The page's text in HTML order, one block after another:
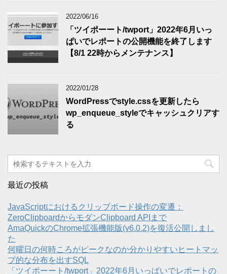
2022/06/16
「ツイポーート/twport」2022年6月いっ
ぱいでレポートの公開機能を終了します
【8/1 22時からメンテナンス】
2022/01/28
WordPressでstyle.cssを更新したら
wp_enqueue_styleでキャッシュクリアす
る
最近の投稿
JavaScriptにおけるクリップボード操作の変遷：
ZeroClipboardからモダンClipboard APIまで
AmaQuickのChrome拡張機能版(v6.0.2)を復活公開しまし
た
何曜日の何時ころがピークなのか分かりやすいヒートマッ
プ的な分布を出すSQL
「ツイポーート/twport」2022年6月いっぱいでレポートの